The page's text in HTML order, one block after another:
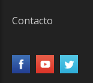
Contacto